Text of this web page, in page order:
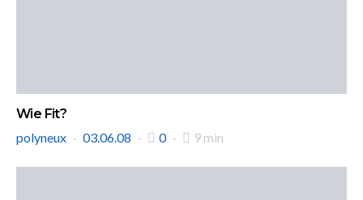
Wie Fit?
polyneux
03.06.08 0 9 min